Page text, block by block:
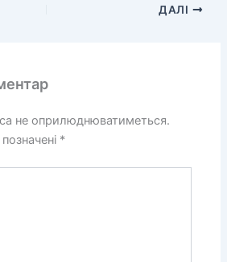
ДАЛІ
не оприлюднюватиметься.
*